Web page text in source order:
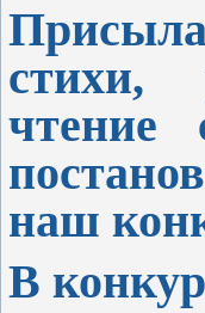
стихи,
чтение
наш
В